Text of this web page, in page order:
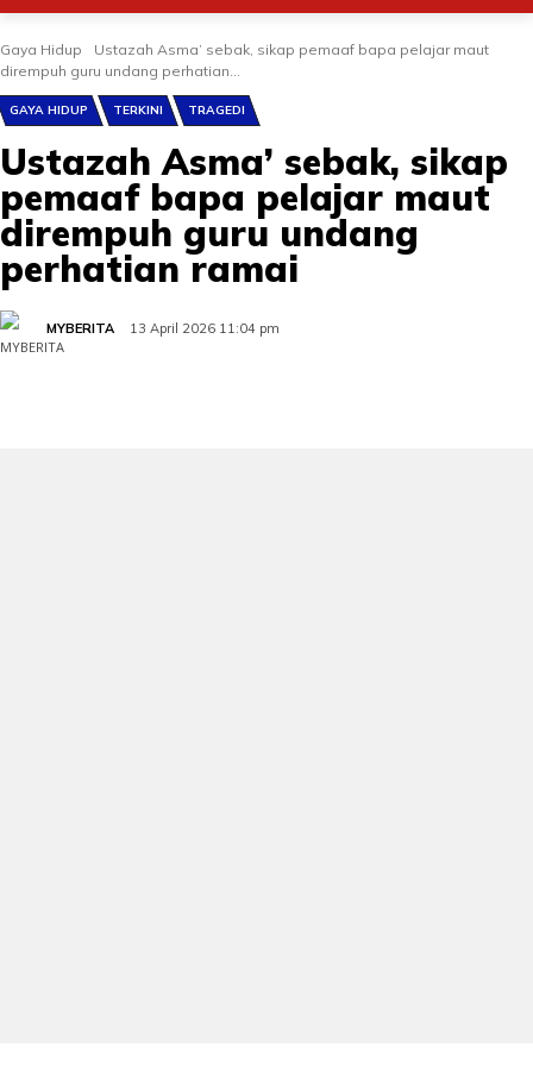
Gaya Hidup
Ustazah Asma’ sebak, sikap pemaaf bapa pelajar maut
dirempuh guru undang perhatian...
GAYA HIDUP TERKINI TRAGEDI
Ustazah Asma’ sebak, sikap
pemaaf bapa pelajar maut
dirempuh guru undang
perhatian ramai
MYBERITA 13 April 2026 11:04 pm